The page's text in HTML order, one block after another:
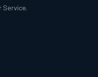
Service.